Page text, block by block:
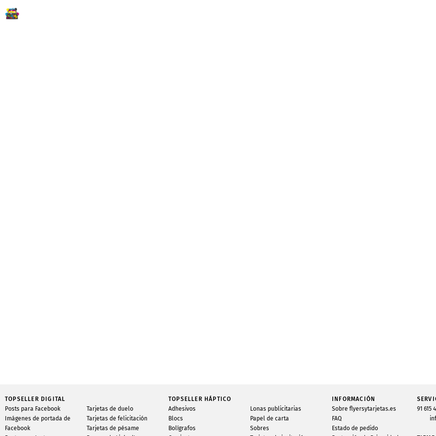
TOPSELLER DIGITAL
Posts para Facebook
Imágenes de portada de
Facebook
Tarjetas de duelo
Tarjetas de felicitación
Tarjetas de pésame
TOPSELLER HÁPTICO
Adhesivos
Blocs
Bolígrafos
Lonas publicitarias
Papel de carta
Sobres
INFORMACIÓN
Sobre flyersytarjetas.es
FAQ
Estado de pedido
91 615